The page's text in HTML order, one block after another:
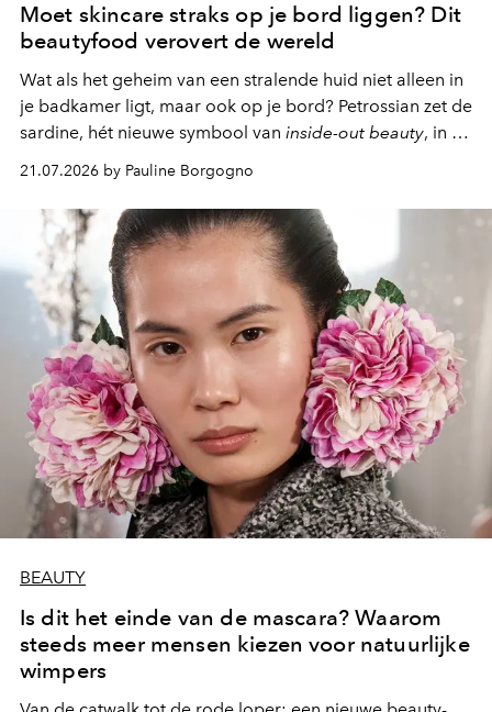
Moet skincare straks op je bord liggen? Dit
beautyfood verovert de wereld
Wat als het geheim van een stralende huid niet alleen in
je badkamer ligt, maar ook op je bord? Petrossian zet de
sardine, hét nieuwe symbool van inside-out beauty, in de
kijker met twee gastronomische creaties.
21.07.2026 by Pauline Borgogno
BEAUTY
Is dit het einde van de mascara? Waarom
steeds meer mensen kiezen voor natuurlijke
wimpers